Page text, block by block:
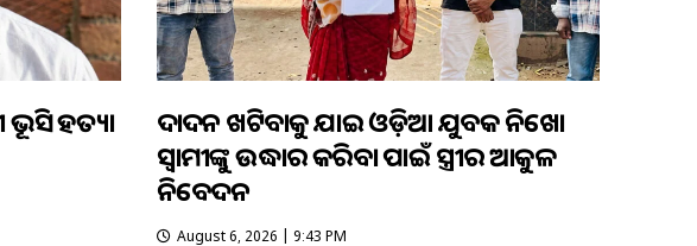
ଭୂସି ହତ୍ୟା
ଦାଦନ ଖଟିବାକୁ ଯାଇ ଓଡ଼ିଆ ଯୁବକ ନିଖୋଜ
ସ୍ବାମୀଙ୍କୁ ଉଦ୍ଧାର କରିବା ପାଇଁ ସ୍ତ୍ରୀର ଆକୁଳ
ନିବେଦନ
August 6, 2026 | 9:43 PM